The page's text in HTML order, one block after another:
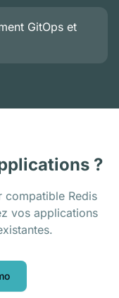
GitOps et
?
compatible Redis
vos applications